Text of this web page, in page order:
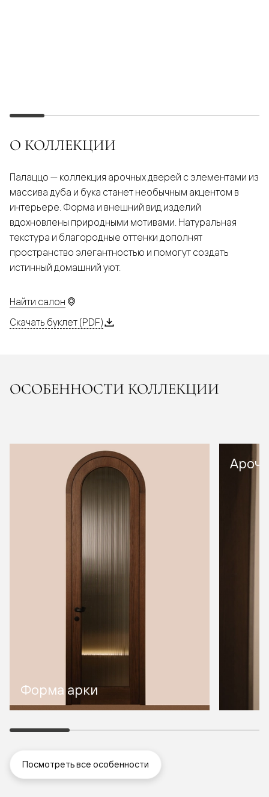
О КОЛЛЕКЦИИ
Палаццо — коллекция арочных дверей с элементами из
массива дуба и бука станет необычным акцентом в
интерьере. Форма и внешний вид изделий
вдохновлены природными мотивами. Натуральная
текстура и благородные оттенки дополнят
пространство элегантностью и помогут создать
истинный домашний уют.
Найти салон
Скачать буклет (PDF)
ОСОБЕННОСТИ КОЛЛЕКЦИИ
Форма арки
Посмотреть все особенности